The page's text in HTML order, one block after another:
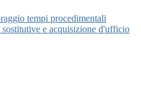
tempi procedimentali
e acquisizione d'ufficio